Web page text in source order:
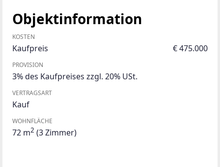
Objektinformation
KOSTEN
Kaufpreis € 475.000
PROVISION
3% des Kaufpreises zzgl. 20% USt.
VERTRAGSART
Kauf
WOHNFLÄCHE
72 m2 (3 Zimmer)